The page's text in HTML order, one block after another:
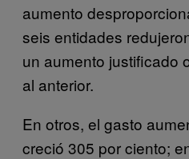
aumento
seis entidades
un aumento justificado
al anterior.
En otros, el gasto
creció 305 por ciento;